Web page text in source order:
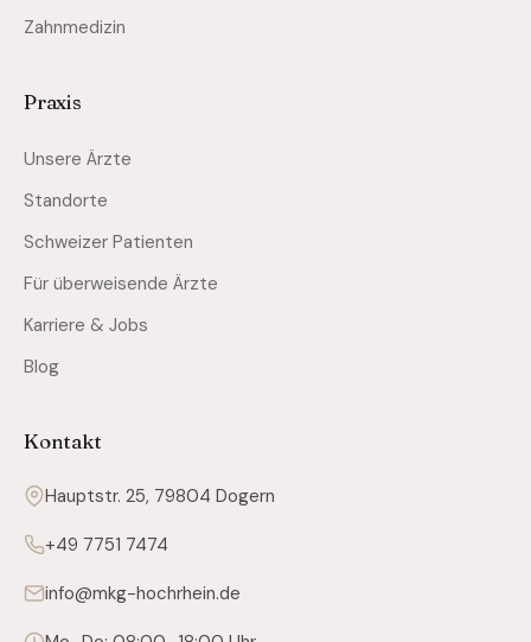
Zahnmedizin
Praxis
Unsere Ärzte
Standorte
Schweizer Patienten
Für überweisende Ärzte
Karriere & Jobs
Blog
Kontakt
Hauptstr. 25, 79804 Dogern
+49 7751 7474
info@mkg-hochrhein.de